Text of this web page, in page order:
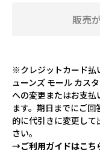
販売
※クレジットカード払
ューンズ モール カス
への変更またはお支
ます。期日までにご
的に代引きに変更し
さい。
→ご利用ガイドはこち